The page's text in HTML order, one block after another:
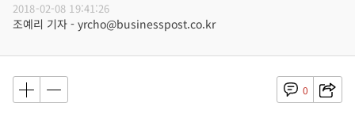
2018-02-08 19:41:26
조예리 기자 - yrcho@businesspost.co.kr
0